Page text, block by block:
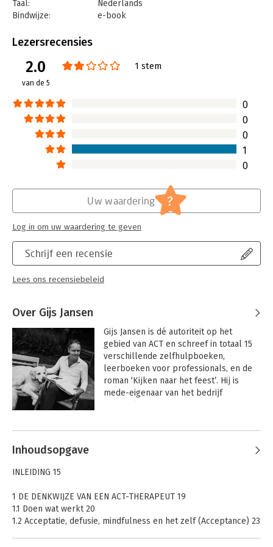
Taal:
Nederlands
Bindwijze:
e-book
Bestandsformaat:
Uitgever:
Uitgeverij Thema
Verschijningsdatum:
Hoofdrubriek:
Lezersrecensies
2.0
van de 5
1 stem
0
0
0
1
0
Schrijf een recensie
Lees ons recensiebeleid
Uw waardering ?
Log in om uw waardering te geven
Over Gijs Jansen
Gijs Jansen is dé autoriteit op het
gebied van ACT en schreef in totaal 15
verschillende zelfhulpboeken,
leerboeken voor professionals, en de
roman ‘Kijken naar het feest’. Hij is
mede-eigenaar van het bedrijf
ontwikkelt op basis van ACT en Process
Andere boeken door Gijs Jansen
Inhoudsopgave
INLEIDING 15
1 DE DENKWIJZE VAN EEN ACT-THERAPEUT 19
1.1 Doen wat werkt 20
1.2 Acceptatie, defusie, mindfulness en het zelf (Acceptance) 23